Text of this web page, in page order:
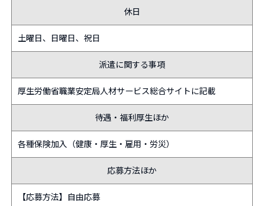
休日
土曜日、日曜日、祝日
派遣に関する事項
厚生労働省職業安定局人材サービス総合サイトに記載
待遇・福利厚生ほか
各種保険加入（健康・厚生・雇用・労災）
応募方法ほか
【応募方法】自由応募